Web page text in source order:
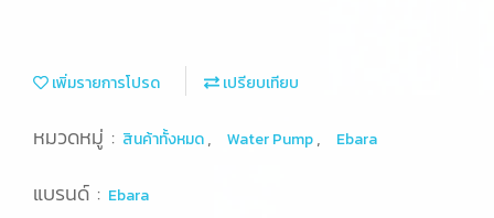
เพิ่มรายการโปรด เปรียบเทียบ
หมวดหมู่ : สินค้าทั้งหมด, Water Pump, Ebara
แบรนด์ : Ebara